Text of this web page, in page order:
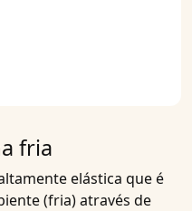
fria
elástica que é
(fria) através de